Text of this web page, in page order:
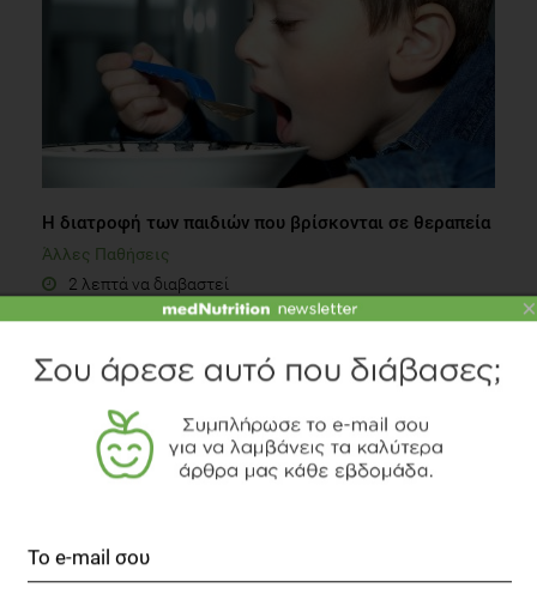
Η διατροφή των παιδιών που βρίσκονται σε θεραπεία
Άλλες Παθήσεις
2 λεπτά να διαβαστεί
×